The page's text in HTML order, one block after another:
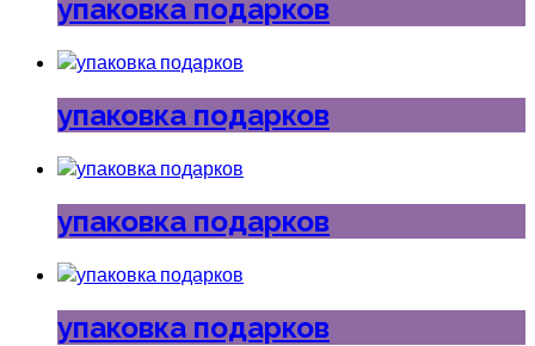
упаковка подарков
упаковка подарков
упаковка подарков
упаковка подарков